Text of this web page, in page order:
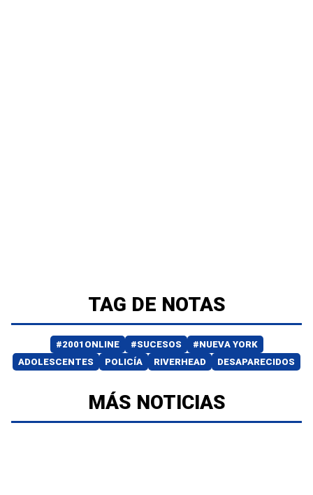
TAG DE NOTAS
#2001ONLINE #SUCESOS
#NUEVA YORK
ADOLESCENTES
POLICÍA RIVERHEAD DESAPARECIDOS
MÁS NOTICIAS